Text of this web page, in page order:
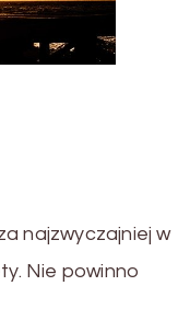
najzwyczajniej w
Nie powinno